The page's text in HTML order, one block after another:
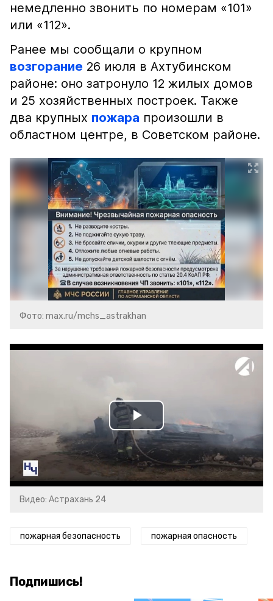
немедленно звонить по номерам «101»
или «112».
Ранее мы сообщали о крупном
возгорание 26 июля в Ахтубинском
районе: оно затронуло 12 жилых домов
и 25 хозяйственных построек. Также
два крупных пожара произошли в
областном центре, в Советском районе.
Фото: max.ru/mchs_astrakhan
Play
Video
Видео: Астрахань 24
пожарная безопасность пожарная опасность
Подпишись!